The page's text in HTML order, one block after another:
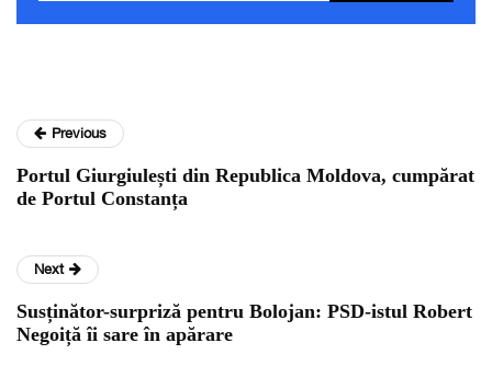
Previous
Portul Giurgiulești din Republica Moldova, cumpărat
de Portul Constanța
Next
Susținător-surpriză pentru Bolojan: PSD-istul Robert
Negoiță îi sare în apărare